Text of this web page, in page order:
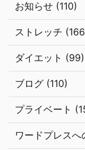
お知らせ (110)
ストレッチ
ダイエット (99)
ブログ (110)
プライベート
ワードプレスへ